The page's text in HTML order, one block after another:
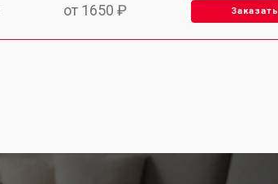
от 1650 ₽ Заказать